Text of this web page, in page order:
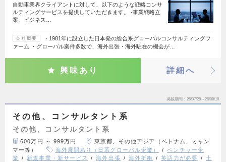
自動車業界クライアントに対して、以下のような戦略コンサ
ルティングサービスを提供していただきます。 ‐事業戦略立
案、ビジネス…
会社概要
・1981年に設立した日本発の総合系グローバルコンサルティングフ
ァーム ・グローバル案件多数で、海外出張・海外駐在の機会が…
興味あり 詳細へ
掲載期間 26/07/28～26/08/10
その他、コンサルタント系
その他、コンサルタント系
600万円 ～ 999万円
東京都、その他アジア（ベトナム、ミャン
マー等）
海外展開あり（日系グローバル企業）
ベンチャー企
業
新規事業・新サービス 海外出張 海外折衝 英語力が必要 土